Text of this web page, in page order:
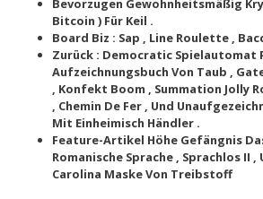
Bevorzugen Gewohnheitsmäßig
Bitcoin ) Für Keil .
Board Biz : Sap , Line Roulette ,
Zurück : Democratic Spielautomat
Aufzeichnungsbuch Von Taub ,
, Konfekt Boom , Summation Jolly
, Chemin De Fer , Und
Mit Einheimisch Händler .
Feature-Artikel Höhe Gefängnis
Romanische Sprache , Sprachlos II ,
Carolina Maske Von Treibstoff